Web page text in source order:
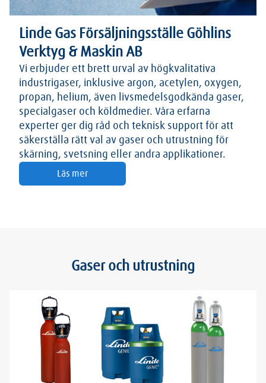
Linde Gas Försäljningsställe Göhlins
Verktyg & Maskin AB
Vi erbjuder ett brett urval av högkvalitativa
industrigaser, inklusive argon, acetylen, oxygen,
propan, helium, även livsmedelsgodkända gaser,
specialgaser och köldmedier. Våra erfarna
experter ger dig råd och teknisk support för att
säkerställa rätt val av gaser och utrustning för
skärning, svetsning eller andra applikationer.
Läs mer
Gaser och utrustning